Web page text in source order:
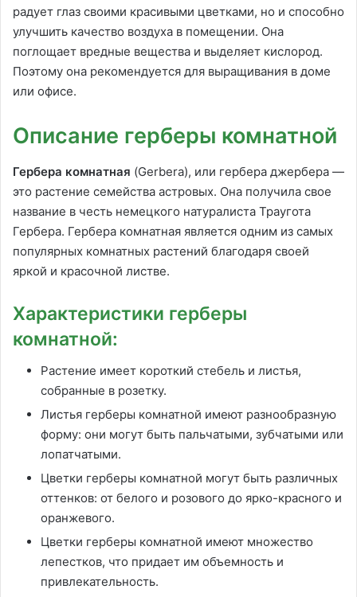
радует глаз своими красивыми цветками, но и способно
улучшить качество воздуха в помещении. Она
поглощает вредные вещества и выделяет кислород.
Поэтому она рекомендуется для выращивания в доме
или офисе.
Описание герберы комнатной
Гербера комнатная (Gerbera), или гербера джербера —
это растение семейства астровых. Она получила свое
название в честь немецкого натуралиста Траугота
Гербера. Гербера комнатная является одним из самых
популярных комнатных растений благодаря своей
яркой и красочной листве.
Характеристики герберы
комнатной:
Растение имеет короткий стебель и листья,
собранные в розетку.
Листья герберы комнатной имеют разнообразную
форму: они могут быть пальчатыми, зубчатыми или
лопатчатыми.
Цветки герберы комнатной могут быть различных
оттенков: от белого и розового до ярко-красного и
оранжевого.
Цветки герберы комнатной имеют множество
лепестков, что придает им объемность и
привлекательность.